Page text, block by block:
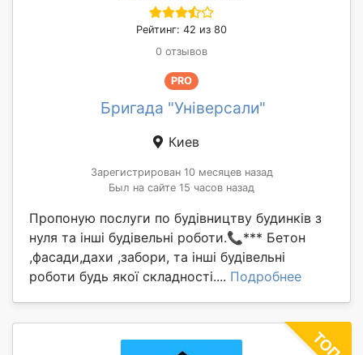
Рейтинг: 42 из 80
0 отзывов
PRO
Бригада "Універсали"
Киев
Зарегистрирован 10 месяцев назад
Был на сайте 15 часов назад
Пропоную послуги по будівництву будинків з
нуля та інші будівельні роботи.📞*** Бетон
,фасади,дахи ,забори, та інші будівельні
роботи будь якої складності.... Подробнее